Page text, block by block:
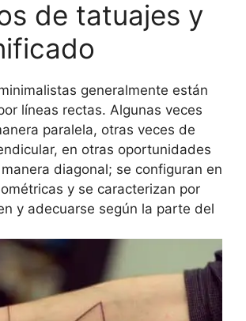
de tatuajes y
generalmente están
líneas rectas. Algunas veces
paralela, otras veces de
en otras oportunidades
diagonal; se configuran en
y se caracterizan por
y adecuarse según la parte del